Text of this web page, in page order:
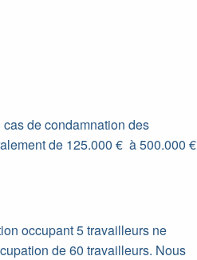
de condamnation des
de 125.000 € à 500.000 €
occupant 5 travailleurs ne
de 60 travailleurs. Nous